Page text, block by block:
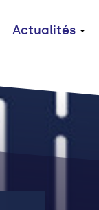
Actualités